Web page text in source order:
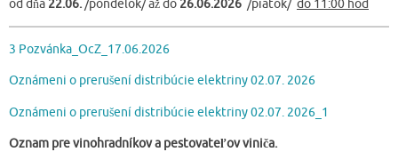
od dňa 22.06. /pondelok/ až do 26.06.2026 /piatok/ do 11:00 hod
3 Pozvánka_OcZ_17.06.2026
Oznámeni o prerušení distribúcie elektriny 02.07. 2026
Oznámeni o prerušení distribúcie elektriny 02.07. 2026_1
Oznam pre vinohradníkov a pestovateľov viniča.